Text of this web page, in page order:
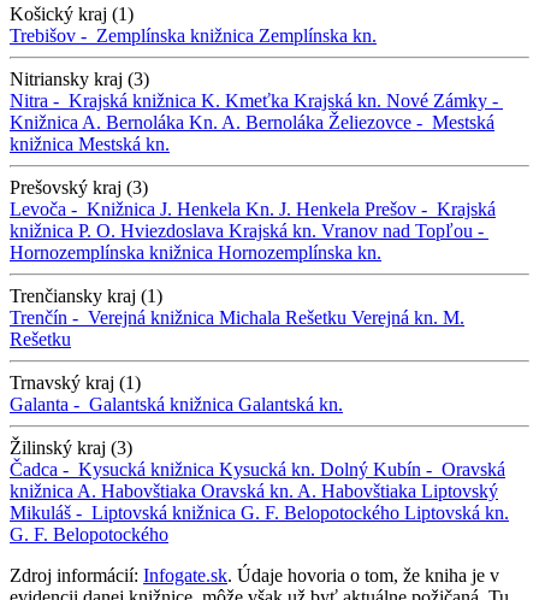
Košický kraj (1)
Trebišov - Zemplínska knižnica Zemplínska kn.
Nitriansky kraj (3)
Nitra - Krajská knižnica K. Kmeťka Krajská kn. Nové Zámky -
Knižnica A. Bernoláka Kn. A. Bernoláka Želiezovce - Mestská
knižnica Mestská kn.
Prešovský kraj (3)
Levoča - Knižnica J. Henkela Kn. J. Henkela Prešov - Krajská
knižnica P. O. Hviezdoslava Krajská kn. Vranov nad Topľou -
Hornozemplínska knižnica Hornozemplínska kn.
Trenčiansky kraj (1)
Trenčín - Verejná knižnica Michala Rešetku Verejná kn. M.
Rešetku
Trnavský kraj (1)
Galanta - Galantská knižnica Galantská kn.
Žilinský kraj (3)
Čadca - Kysucká knižnica Kysucká kn. Dolný Kubín - Oravská
knižnica A. Habovštiaka Oravská kn. A. Habovštiaka Liptovský
Mikuláš - Liptovská knižnica G. F. Belopotockého Liptovská kn.
G. F. Belopotockého
Zdroj informácií: Infogate.sk. Údaje hovoria o tom, že kniha je v